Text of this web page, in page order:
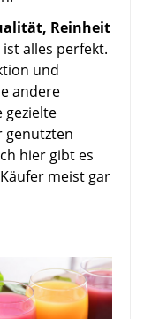
Reinheit
alles perfekt.
und
andere
gezielte
genutzten
hier gibt es
meist gar